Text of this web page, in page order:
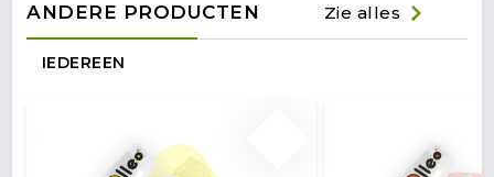
ANDERE PRODUCTEN Zie alles
IEDEREEN